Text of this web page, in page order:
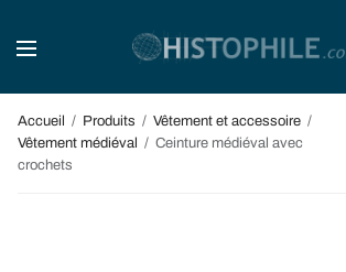
Accueil / Produits / Vêtement et accessoire /
Vêtement médiéval
/ Ceinture médiéval avec
crochets